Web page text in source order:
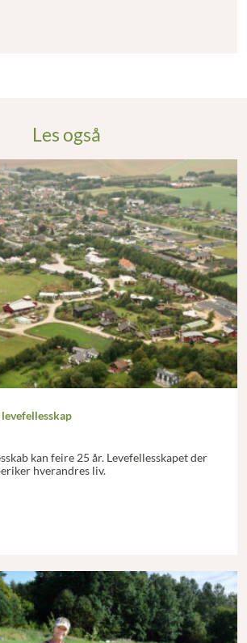
Les også
kan feire 25 år. Levefellesskapet der
hverandres liv.